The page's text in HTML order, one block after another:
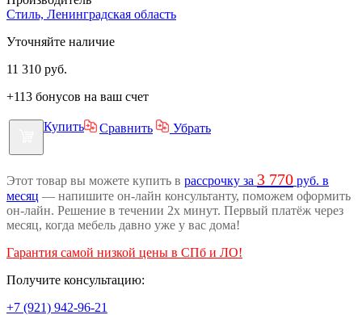
Стиль, Ленинградская область
Уточняйте наличие
11 310 руб.
+113 бонусов на ваш счет
Купить Сравнить Убрать
Этот товар вы можете купить в рассрочку за 3 770 руб. в
месяц — напишите он-лайн консультанту, поможем оформить
он-лайн. Решение в течении 2х минут. Первый платёж через
месяц, когда мебель давно уже у вас дома!
Гарантия самой низкой цены в СПб и ЛО!
Получите консультацию:
+7 (921) 942-96-21